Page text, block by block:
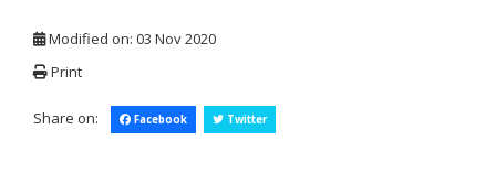
Modified on: 03 Nov 2020
Print
Share on: Facebook Twitter